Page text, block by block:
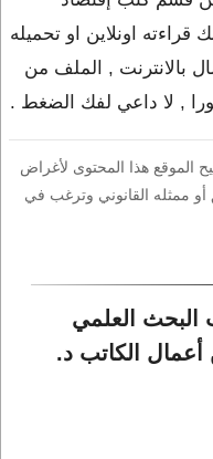
قراءته اونلاين او تحميله
بالانترنت , الملف من
الموقع هذا المحتوى لأغراض
ممثله القانوني وترغب في
البحث العلمي
الكاتب د.